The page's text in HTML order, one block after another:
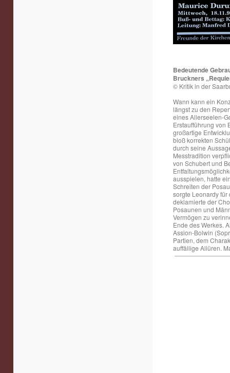
Bedeutende
Bruckners
© Kritik in der
Wann kann ein
längst zu den
eines Allerseelen-
Erstaufführung von
großartige
bloß korrekten
durch seine
Messtradition
von Schubert und
ausspielen, hatte
Schreiten der
sorgte Leonardy für
deklamierte der
Posaunen und
Vermögen zu
Ende des Werkes.
Assion-Bolwin
Partien, dem
auffällige Allüren.